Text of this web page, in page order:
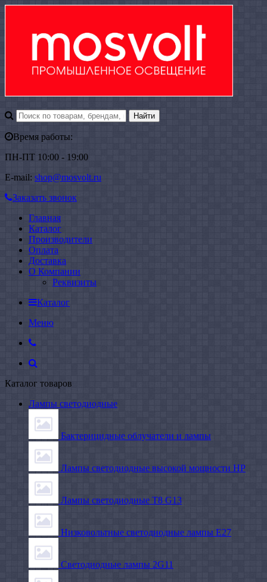
Время работы:
ПН-ПТ 10:00 - 19:00
E-mail: shop@mosvolt.ru
Заказать звонок
Главная
Каталог
Производители
Оплата
Доставка
О Компании
Реквизиты
Каталог
Меню
Каталог товаров
Лампы светодиодные
Бактерицидные облучатели и лампы
Лампы светодиодные высокой мощности HP
Лампы светодиодные Т8 G13
Низковольтные светодиодные лампы E27
Светодиодные лампы 2G11